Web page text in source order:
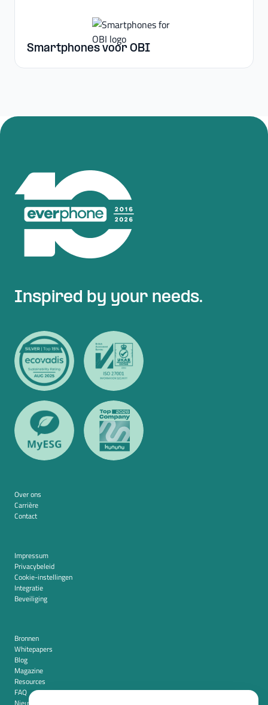
Smartphones voor OBI
Inspired by your needs.
Over ons
Carrière
Contact
Impressum
Privacybeleid
Cookie-instellingen
Integratie
Beveiliging
Bronnen
Whitepapers
Blog
Magazine
Resources
FAQ
Nieuwskamer